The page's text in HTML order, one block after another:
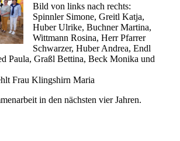
Bild von links nach rechts:
Spinnler Simone, Greitl Katja,
Huber Ulrike, Buchner Martina,
Wittmann Rosina, Herr Pfarrer
Schwarzer, Huber Andrea, Endl
Paula, Graßl Bettina, Beck Monika und
Frau Klingshirn Maria
in den nächsten vier Jahren.